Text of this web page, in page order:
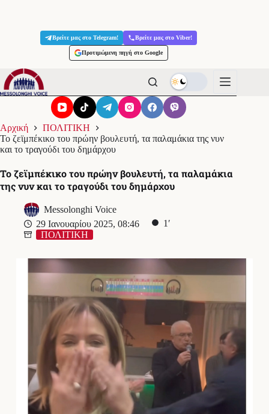
Βρείτε μας στο Telegram! Βρείτε μας στο Viber!
Προτιμώμενη πηγή στο Google
Αρχική
ΠΟΛΙΤΙΚΗ
Το ζεϊμπέκικο του πρώην βουλευτή, τα παλαμάκια της νυν
και το τραγούδι του δημάρχου
Το ζεϊμπέκικο του πρώην βουλευτή, τα παλαμάκια
της νυν και το τραγούδι του δημάρχου
Messolonghi Voice
29 Ιανουαρίου 2025, 08:46
1′
ΠΟΛΙΤΙΚΗ